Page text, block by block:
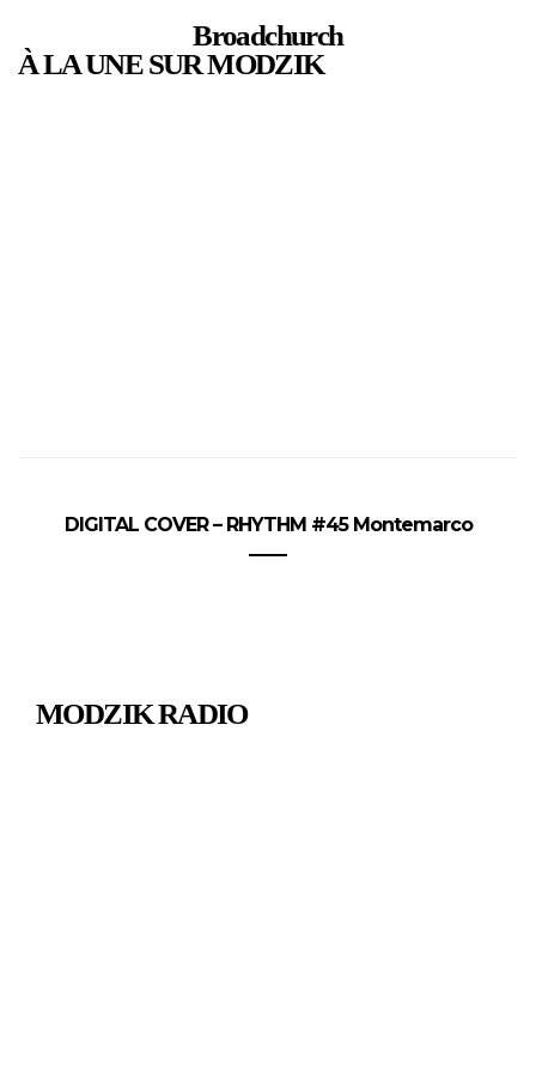
Broadchurch
À LA UNE SUR MODZIK
DIGITAL COVER – RHYTHM #45 Montemarco
MODZIK RADIO